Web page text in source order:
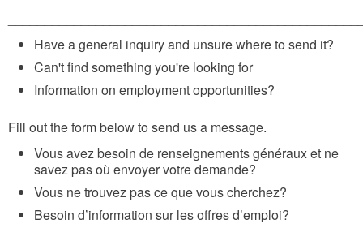
Have a general inquiry and unsure where to send it?
Can't find something you're looking for
Information on employment opportunities?
Fill out the form below to send us a message.
Vous avez besoin de renseignements généraux et ne
savez pas où envoyer votre demande?
Vous ne trouvez pas ce que vous cherchez?
Besoin d’information sur les offres d’emploi?